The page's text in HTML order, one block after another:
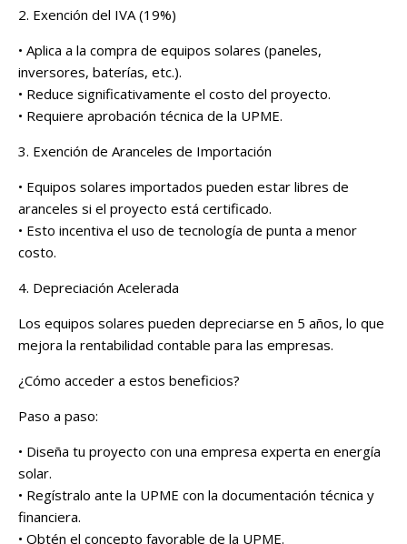
2. Exención del IVA (19%)
• Aplica a la compra de equipos solares (paneles,
inversores, baterías, etc.).
• Reduce significativamente el costo del proyecto.
• Requiere aprobación técnica de la UPME.
3. Exención de Aranceles de Importación
• Equipos solares importados pueden estar libres de
aranceles si el proyecto está certificado.
• Esto incentiva el uso de tecnología de punta a menor
costo.
4. Depreciación Acelerada
Los equipos solares pueden depreciarse en 5 años, lo que
mejora la rentabilidad contable para las empresas.
¿Cómo acceder a estos beneficios?
Paso a paso:
• Diseña tu proyecto con una empresa experta en energía
solar.
• Regístralo ante la UPME con la documentación técnica y
financiera.
• Obtén el concepto favorable de la UPME.